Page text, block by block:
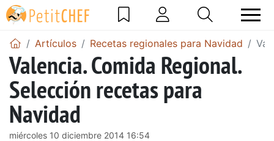
Artículos Recetas regionales para Navidad
Valencia. Comida Regional.
Selección recetas para
Navidad
miércoles 10 diciembre 2014 16:54